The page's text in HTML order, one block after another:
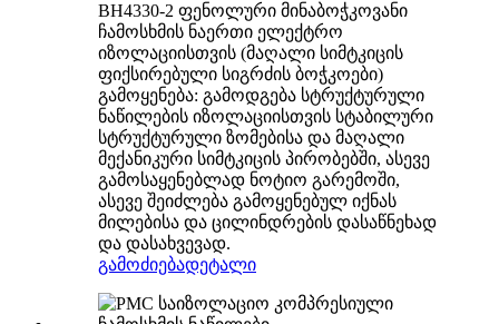
BH4330-2 ფენოლური მინაბოჭკოვანი
ჩამოსხმის ნაერთი ელექტრო
იზოლაციისთვის (მაღალი სიმტკიცის
ფიქსირებული სიგრძის ბოჭკოები)
გამოყენება: გამოდგება სტრუქტურული
ნაწილების იზოლაციისთვის სტაბილური
სტრუქტურული ზომებისა და მაღალი
მექანიკური სიმტკიცის პირობებში, ასევე
გამოსაყენებლად ნოტიო გარემოში,
ასევე შეიძლება გამოყენებულ იქნას
მილებისა და ცილინდრების დასაწნეხად
და დასახვევად.
გამოძიებადეტალი